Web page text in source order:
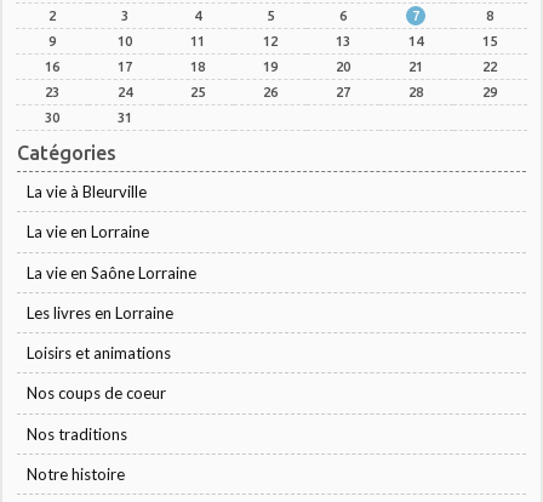
2
3 4 5 6 7
8
9
10 11 12 13 14
15
16
17 18 19 20 21
22
23
24 25 26 27 28
29
30
31
Catégories
La vie à Bleurville
La vie en Lorraine
La vie en Saône Lorraine
Les livres en Lorraine
Loisirs et animations
Nos coups de coeur
Nos traditions
Notre histoire